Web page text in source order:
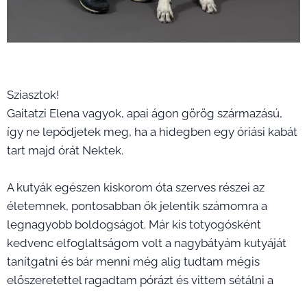
Sziasztok!
Gaitatzi Elena vagyok, apai ágon görög származású,
így ne lepődjetek meg, ha a hidegben egy óriási kabát
tart majd órát Nektek.
A kutyák egészen kiskorom óta szerves részei az
életemnek, pontosabban ők jelentik számomra a
legnagyobb boldogságot. Már kis totyogósként
kedvenc elfoglaltságom volt a nagybátyám kutyáját
tanítgatni és bár menni még alig tudtam mégis
előszeretettel ragadtam pórázt és vittem sétálni a